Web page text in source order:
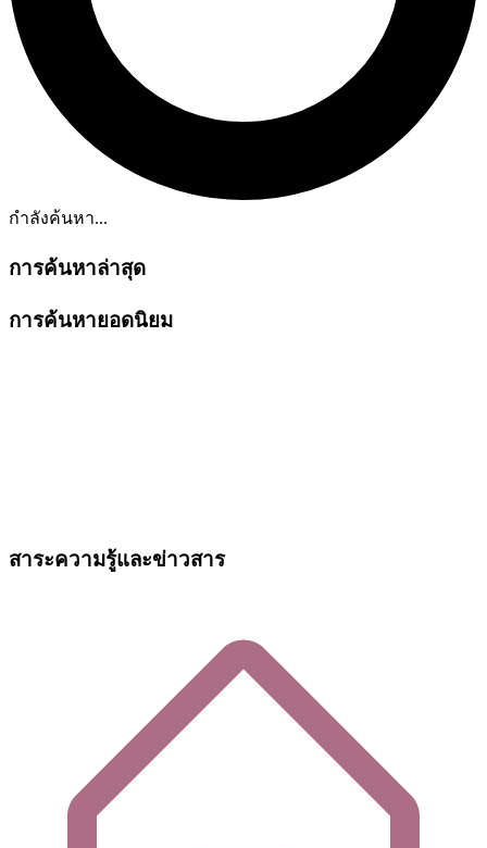
กำลังค้นหา...
การค้นหาล่าสุด
การค้นหายอดนิยม
สาระความรู้และข่าวสาร